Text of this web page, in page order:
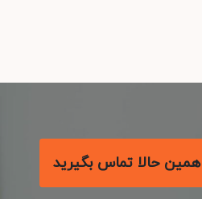
همین حالا تماس بگیرید